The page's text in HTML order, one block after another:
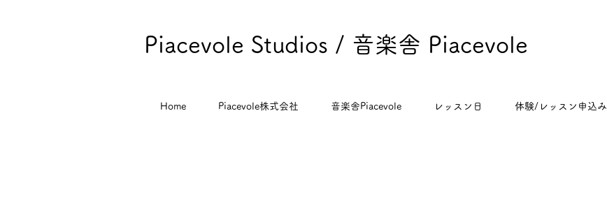
Piacevole Studios / 音楽舎 Piacevole
Home Piacevole株式会社 音楽舎Piacevole レッスン日 体験/レッスン申込み